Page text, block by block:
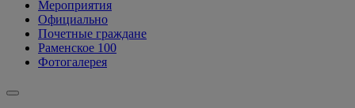
Мероприятия
Официально
Почетные граждане
Раменское 100
Фотогалерея